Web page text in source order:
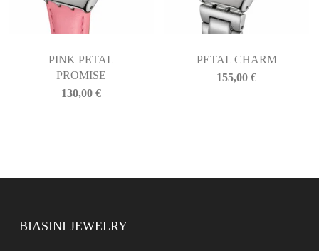
PINK PETAL
PROMISE
130,00 €
PETAL CHARM
155,00€
BIASINI JEWELRY